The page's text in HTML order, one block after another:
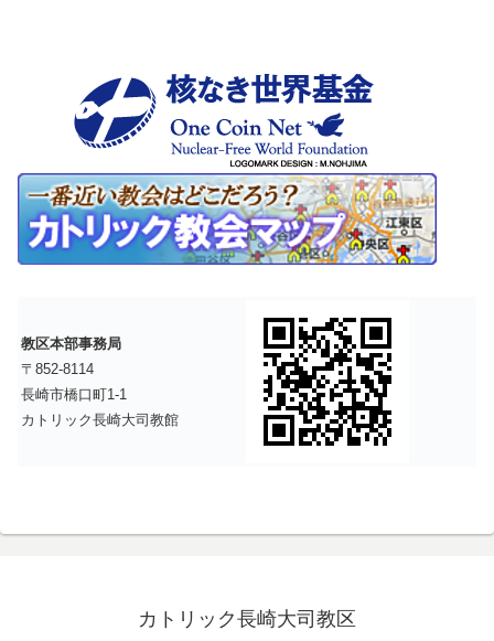
教区本部事務局
〒852-8114
長崎市橋口町1-1
カトリック長崎大司教館
カトリック長崎大司教区